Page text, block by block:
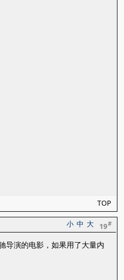
TOP
19#
大
中
小
导演的电影，如果用了大量内